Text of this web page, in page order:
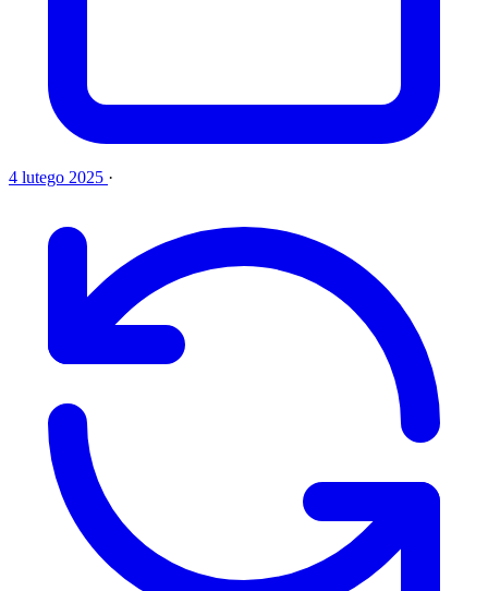
4 lutego 2025 ·